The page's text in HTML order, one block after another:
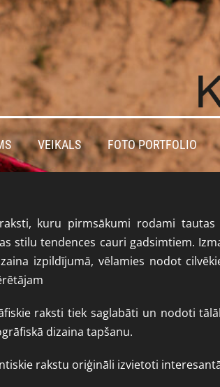
VEIKALS FOTO PORTFOLIO
kuru pirmsākumi rodami
stilu tendences cauri gadsimtiem.
izpildījumā, vēlamies nodot
raksti tiek saglabāti un nodoti
dizaina tapšanu.
rakstu oriģināli izvietoti